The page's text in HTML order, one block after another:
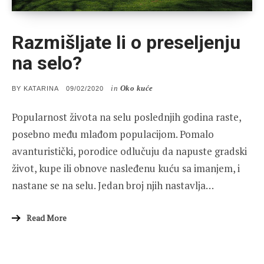
Razmišljate li o preseljenju
na selo?
BY KATARINA
POSTED
09/02/2020 in Oko kuće
Popularnost života na selu poslednjih godina raste,
posebno među mlađom populacijom. Pomalo
avanturistički, porodice odlučuju da napuste gradski
život, kupe ili obnove nasleđenu kuću sa imanjem, i
nastane se na selu. Jedan broj njih nastavlja…
Read More